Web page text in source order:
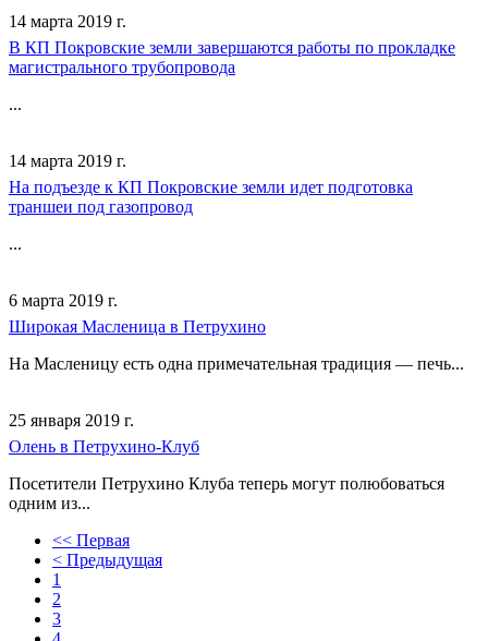
14 марта 2019 г.
В КП Покровские земли завершаются работы по прокладке
магистрального трубопровода
...
14 марта 2019 г.
На подъезде к КП Покровские земли идет подготовка
траншеи под газопровод
...
6 марта 2019 г.
Широкая Масленица в Петрухино
На Масленицу есть одна примечательная традиция — печь...
25 января 2019 г.
Олень в Петрухино-Клуб
Посетители Петрухино Клуба теперь могут полюбоваться
одним из...
<< Первая
< Предыдущая
1
2
3